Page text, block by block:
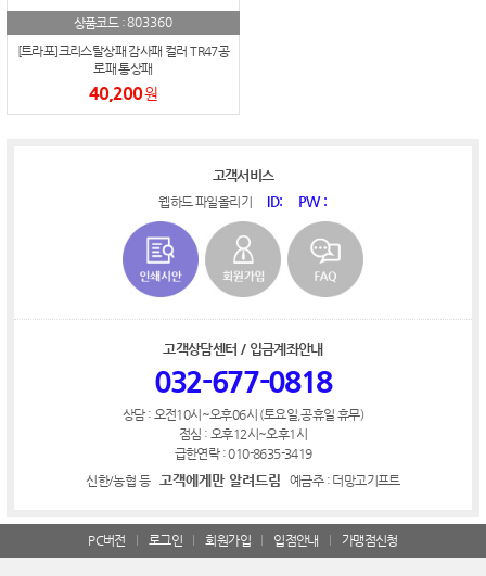
상품코드 :803360
[트라포]크리스탈상패 감사패 컬러 TR47공
로패 통상패
40,200원
고객서비스
웹하드 파일올리기 ID: PW :
고객상담센터 / 입금계좌안내
032-677-0818
상담 : 오전10시~오후06시 (토요일,공휴일 휴무)
점심 : 오후12시~오후1시
급한연락 : 010-8635-3419
신한/농협 등 고객에게만 알려드림 예금주 : 더망고기프트
PC버전 로그인 회원가입 입점안내 가맹점신청